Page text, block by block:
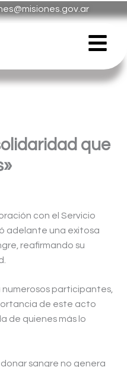
que
con el Servicio
adelante una exitosa
reafirmando su
participantes,
de este acto
de quienes más lo
sangre no genera